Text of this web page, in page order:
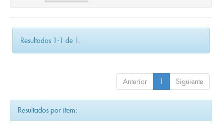
Resultados 1-1 de 1.
Anterior 1 Siguiente
Resultados por ítem: